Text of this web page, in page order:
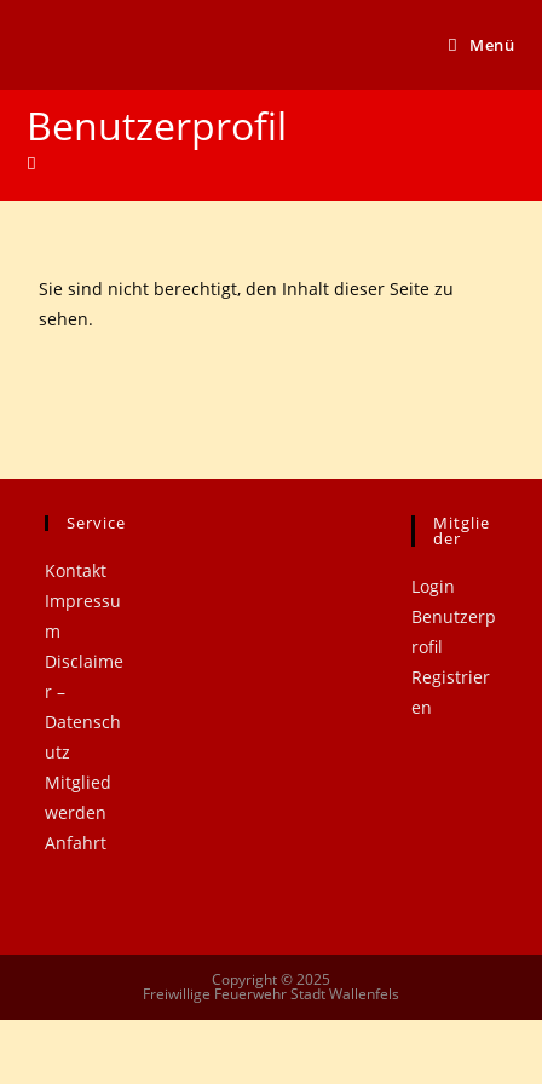
Menü
Benutzerprofil
Sie sind nicht berechtigt, den Inhalt dieser Seite zu
sehen.
Service
Kontakt
Impressu
m
Disclaime
r –
Datensch
utz
Mitglied
werden
Anfahrt
Mitglie
Der
Login
Benutzerp
rofil
Registrier
en
Copyright © 2025
Freiwillige Feuerwehr Stadt Wallenfels